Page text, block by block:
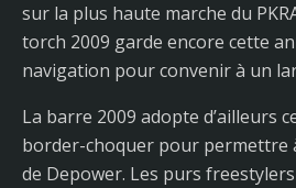
sur la plus haute marche du
torch 2009 garde encore cette
navigation pour convenir à un
La barre 2009 adopte d’ailleurs
border-choquer pour permettre
de Depower. Les purs